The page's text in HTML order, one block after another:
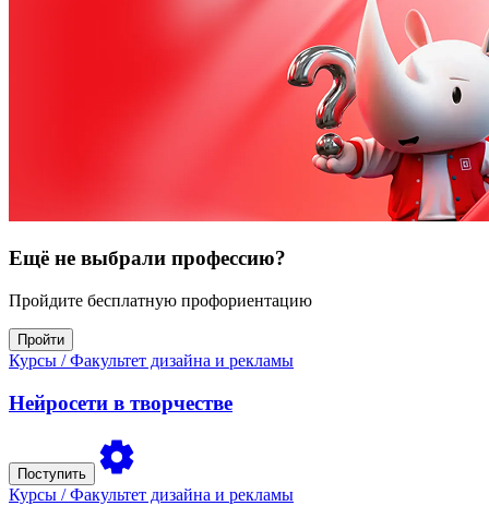
Ещё не выбрали профессию?
Пройдите бесплатную профориентацию
Пройти
Курсы / Факультет дизайна и рекламы
Нейросети в творчестве
Поступить
Курсы / Факультет дизайна и рекламы